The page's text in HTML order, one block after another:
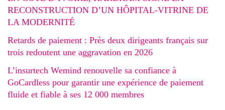
RECONSTRUCTION D’UN HÔPITAL-VITRINE DE
LA MODERNITÉ
Retards de paiement : Près deux dirigeants français sur
trois redoutent une aggravation en 2026
L’insurtech Wemind renouvelle sa confiance à
GoCardless pour garantir une expérience de paiement
fluide et fiable à ses 12 000 membres